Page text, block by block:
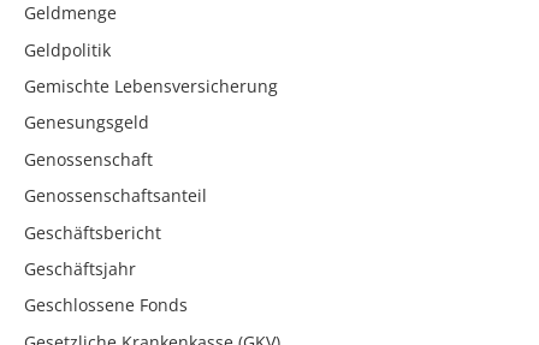
Geldmenge
Geldpolitik
Gemischte Lebensversicherung
Genesungsgeld
Genossenschaft
Genossenschaftsanteil
Geschäftsbericht
Geschäftsjahr
Geschlossene Fonds